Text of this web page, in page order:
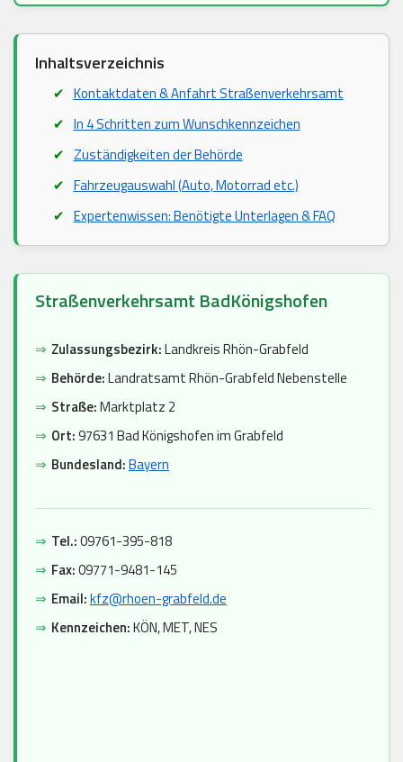
Inhaltsverzeichnis
Kontaktdaten & Anfahrt Straßenverkehrsamt
In 4 Schritten zum Wunschkennzeichen
Zuständigkeiten der Behörde
Fahrzeugauswahl (Auto, Motorrad etc.)
Expertenwissen: Benötigte Unterlagen & FAQ
Straßenverkehrsamt BadKönigshofen
⇒ Zulassungsbezirk:Landkreis Rhön-Grabfeld
⇒ Behörde:Landratsamt Rhön-Grabfeld Nebenstelle
⇒ Straße:Marktplatz 2
⇒ Ort:97631 Bad Königshofen im Grabfeld
⇒ Bundesland:Bayern
⇒ Tel.:09761-395-818
⇒ Fax:09771-9481-145
⇒ Email:kfz@rhoen-grabfeld.de
⇒ Kennzeichen:KÖN, MET, NES